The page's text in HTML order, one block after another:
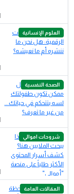
العلوم الإنسانية
الصحة النفسية
شروحات اموالي
المقالات العامة